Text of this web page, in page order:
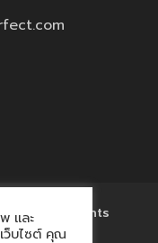
เมี่ยม' All Rights
และ
ว็บไซต์ คุณ